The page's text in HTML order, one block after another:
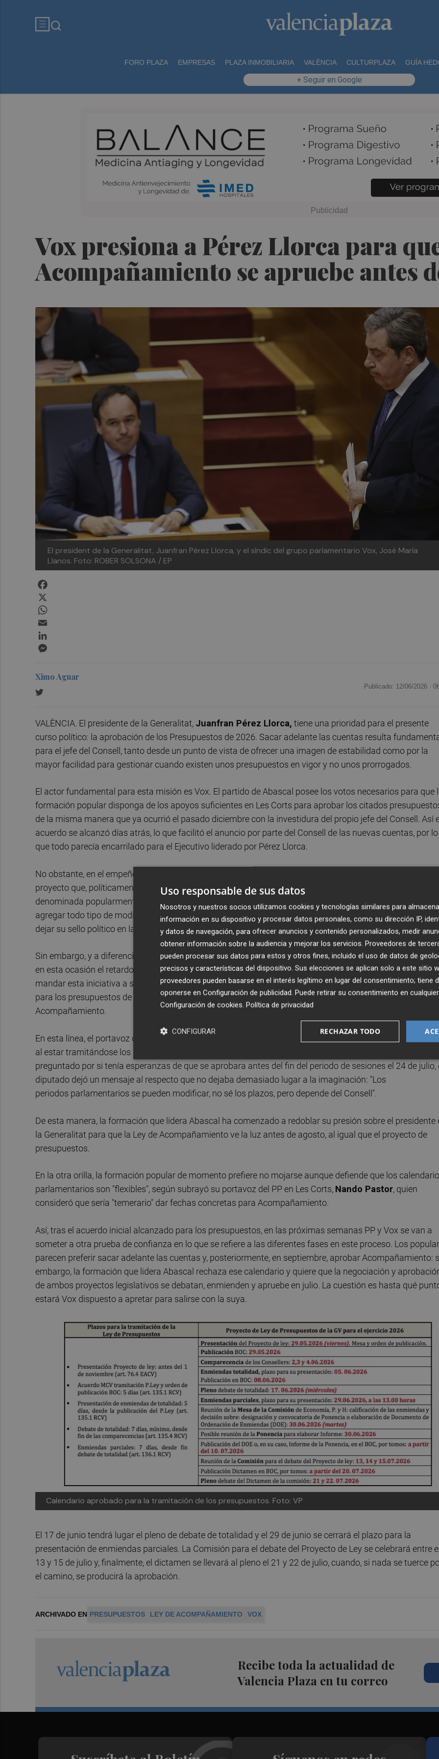
FORO PLAZA EMPRESAS PLAZA INMOBILIARIA VALÈNCIA CULTURPLAZA GUÍA
+ Seguir en Google
Vox presiona a Pérez Llorca para
Acompañamiento se apruebe antes
El president de la Generalitat, Juanfran Pérez Llorca, y el síndic del grupo parlamentario Vox, José María
Llanos. Foto: ROBER SOLSONA / EP
Ximo Aguar
Publicado: 12/06/2026 ·
VALÈNCIA. El presidente de la Generalitat, Juanfran Pérez Llorca, tiene una prioridad para el presente
curso político: la aprobación de los Presupuestos de 2026. Sacar adelante las cuentas resulta
para el jefe del Consell, tanto desde un punto de vista de ofrecer una imagen de estabilidad como por la
mayor facilidad para gestionar cuando existen unos presupuestos en vigor y no unos prorrogados.
El actor fundamental para esta misión es Vox. El partido de Abascal posee los votos necesarios para que
formación popular disponga de los apoyos suficientes en Les Corts para aprobar los citados
de la misma manera que ya ocurrió el pasado diciembre con la investidura del propio jefe del Consell. Así
acuerdo se alcanzó días atrás, lo que facilitó el anuncio por parte del Consell de las nuevas cuentas, por lo
que todo parecía encarrilado para el Ejecutivo liderado por Pérez Llorca.
No obstante, en el empeño de llegar a un pacto para los presupuestos, se descuidaron los plazos para el
proyecto que, políticamente, tiene la misma o mayor importancia en ocasiones: la Ley de Medidas Fiscales,
denominada popularmente Ley de Acompañamiento, una suerte iniciativa ómnibus de que permite
agregar todo tipo de modificaciones legislativas y donde Vox pretende introducir distintas medidas donde
dejar su sello político en la gestión del Gobierno valenciano.
Sin embargo, y a diferencia de lo que marca la tradición de una aprobación simultánea de ambos
en esta ocasión el retardo que se ha producido en los pasos de la Ley de Acompañamiento apunta a
mandar esta iniciativa a septiembre, lo que ha causado malestar en Vox, puesto que no quiere dar sus
para los presupuestos de Pérez Llorca sin haber cerrado con éxito la negociación de enmiendas de
Acompañamiento.
En esta línea, el portavoz de Vox, José María Llanos
al estar tramitándose los presupuestos sino que haya llegado la Ley de Acompañamiento y, al ser
preguntado por si tenía esperanzas de que se aprobara antes del fin del periodo de sesiones el 24 de julio,
diputado dejó un mensaje al respecto que no dejaba demasiado lugar a la imaginación: "Los
periodos parlamentarios se pueden modificar, no sé los plazos, pero depende del Consell".
De esta manera, la formación que lidera Abascal ha comenzado a redoblar su presión sobre el presidente
la Generalitat para que la Ley de Acompañamiento ve la luz antes de agosto, al igual que el proyecto de
presupuestos.
En la otra orilla, la formación popular de momento prefiere no mojarse aunque defiende que los
parlamentarios son "flexibles", según subrayó su portavoz del PP en Les Corts, Nando Pastor, quien
consideró que sería "temerario" dar fechas concretas para Acompañamiento.
Así, tras el acuerdo inicial alcanzado para los presupuestos, en las próximas semanas PP y Vox se van a
someter a otra prueba de confianza en lo que se refiere a las diferentes fases en este proceso. Los
parecen preferir sacar adelante las cuentas y, posteriormente, en septiembre, aprobar Acompañamiento:
embargo, la formación que lidera Abascal rechaza ese calendario y quiere que la negociación y
de ambos proyectos legislativos se debatan, enmienden y apruebe en julio. La cuestión es hasta qué
estará Vox dispuesto a apretar para salirse con la suya.
Calendario aprobado para la tramitación de los presupuestos. Foto: VP
El 17 de junio tendrá lugar el pleno de debate de totalidad y el 29 de junio se cerrará el plazo para la
presentación de enmiendas parciales. La Comisión para el debate del Proyecto de Ley se celebrará entre el
13 y 15 de julio y, finalmente, el dictamen se llevará al pleno el 21 y 22 de julio, cuando, si nada se tuerce
el camino, se producirá la aprobación.
ARCHIVADO EN PRESUPUESTOS LEY DE ACOMPAÑAMIENTO VOX
Recibe toda la actualidad de
Valencia Plaza en tu correo
Uso responsable de sus datos
Nosotros y nuestros socios utilizamos cookies y tecnologías similares para
información en su dispositivo y procesar datos personales, como su dirección IP,
y datos de navegación, para ofrecer anuncios y contenido personalizados, medir
obtener información sobre la audiencia y mejorar los servicios. Proveedores de
pueden procesar sus datos para estos y otros fines, incluido el uso de datos de
precisos y características del dispositivo. Sus elecciones se aplican solo a este sitio
proveedores pueden basarse en el interés legítimo en lugar del consentimiento; tiene
oponerse en Configuración de publicidad. Puede retirar su consentimiento en
Configuración de cookies. Política de privacidad
RECHAZAR TODO
CONFIGURAR